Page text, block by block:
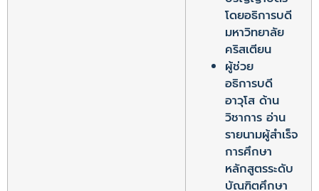
โดยอธิการบดี
มหาวิทยาลัย
คริสเตียน
ผู้ช่วย
อธิการบดี
อาวุโส ด้าน
วิชาการ อ่าน
รายนามผู้สำเร็จ
การศึกษา
หลักสูตรระดับ
บัณฑิตศึกษา